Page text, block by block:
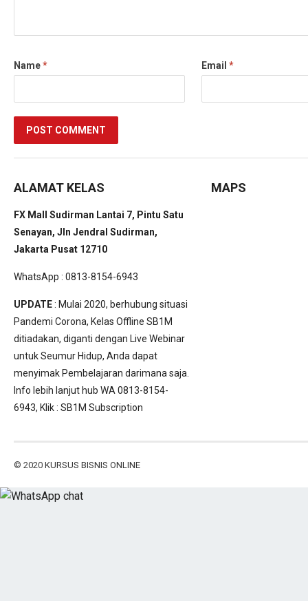
Name* Email *
ALAMAT KELAS
FX Mall Sudirman Lantai 7, Pintu Satu
Senayan, Jln Jendral Sudirman,
Jakarta Pusat 12710
WhatsApp : 0813-8154-6943
UPDATE: Mulai 2020, berhubung situasi
Pandemi Corona, Kelas Offline SB1M
ditiadakan, diganti dengan Live Webinar
untuk Seumur Hidup, Anda dapat
menyimak Pembelajaran darimana saja.
Info lebih lanjut hub WA 0813-8154-
6943, Klik : SB1M Subscription
MAPS
© 2020 KURSUS BISNIS ONLINE